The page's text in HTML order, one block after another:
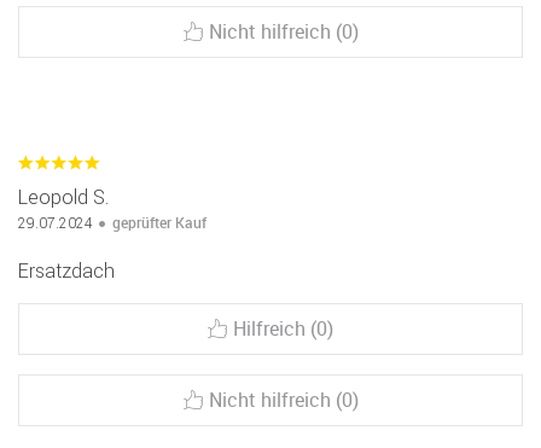
Nicht hilfreich (0)
Leopold S.
29.07.2024 geprüfter Kauf
Ersatzdach
Hilfreich (0)
Nicht hilfreich (0)